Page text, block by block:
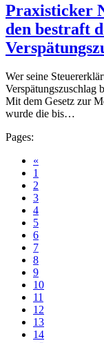
Praxisticker
den bestraft
Wer seine
Verspätungszuschlag
Mit dem Gesetz zur
wurde die bis…
Pages:
«
1
2
3
4
5
6
7
8
9
10
11
12
13
14